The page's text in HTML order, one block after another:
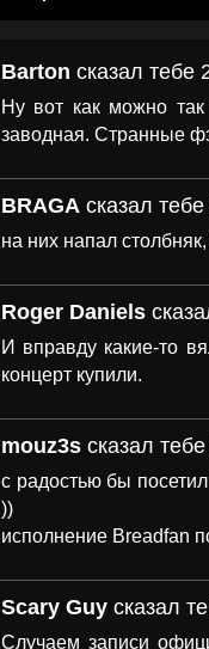
Barton сказал тебе
Ну вот как можно
заводная. Странные
BRAGA сказал
на них напал
Roger Daniels
И вправду какие-то
концерт купили.
mouz3s сказал
с радостью бы
))
исполнение Breadfan
Scary Guy сказал
Случаем записи